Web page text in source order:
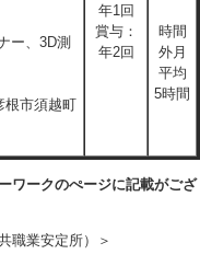
ー、3D測
根市須越町
年1回
賞与：
年2回
時間
外月
平均
5時間
ワークのぺージに記載がござ
職業安定所）＞